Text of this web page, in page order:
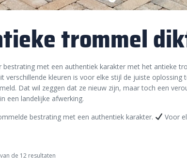
trommel
bestrating met een authentiek karakter met het antieke
verschillende kleuren is voor elke stijl de juiste
Dat wil zeggen dat ze nieuw zijn, maar toch een
een landelijke afwerking.
bestrating met een authentiek karakter.
Voor
van de 12 resultaten